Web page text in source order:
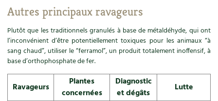
Recettes sans gluten
Recettes végétariennes et vegan
Habitat écologique
Conception et gros oeuvre
Entre abonné·es
Trucs & astuces
Expés
Trocs & petites annonces
Autres principaux ravageurs
Plutôt que les traditionnels granulés à base de métaldéhyde, qui ont
l’inconvénient d’être potentiellement toxiques pour les animaux “à
sang chaud”, utiliser le “ferramol”, un produit totalement inoffensif, à
base d’orthophosphate de fer.
Ravageurs
Plantes
concernées
Diagnostic
et dégâts
Lutte